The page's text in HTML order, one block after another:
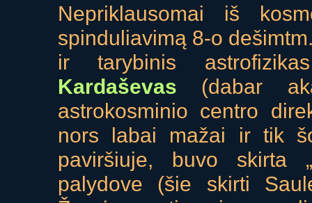
Nepriklausomai iš
spinduliavimą 8-o
ir tarybinis
Kardaševas (dabar
astrokosminio centro
nors labai mažai ir tik
paviršiuje, buvo skirta
palydove (šie skirti